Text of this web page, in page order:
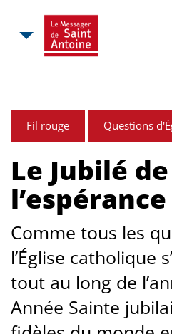
Fil rouge Questions
Le Jubilé de
l’espérance
Comme tous les
l’Église catholique
tout au long de
Année Sainte